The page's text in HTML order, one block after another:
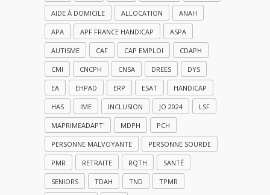
AIDE À DOMICILE ALLOCATION ANAH
APA APF FRANCE HANDICAP ASPA
AUTISME CAF CAP EMPLOI CDAPH
CMI CNCPH CNSA DREES DYS
EA EHPAD ERP ESAT HANDICAP
HAS IME INCLUSION JO 2024 LSF
MAPRIMEADAPT' MDPH PCH
PERSONNE MALVOYANTE PERSONNE SOURDE
PMR RETRAITE RQTH SANTÉ
SENIORS TDAH TND TPMR